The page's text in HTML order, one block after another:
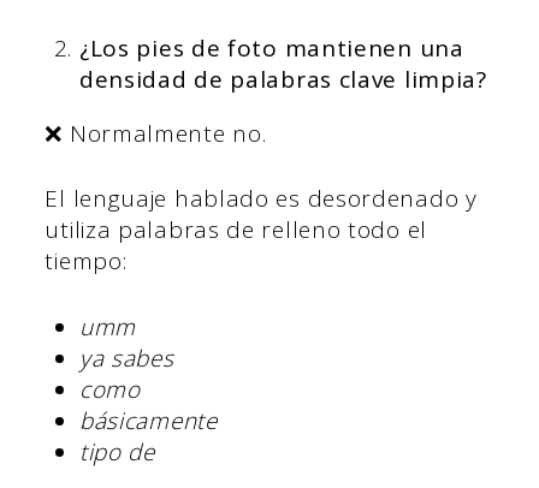
¿Los pies de foto mantienen una
densidad de palabras clave limpia?
❌ Normalmente no.
El lenguaje hablado es desordenado y
utiliza palabras de relleno todo el
tiempo:
umm
ya sabes
como
básicamente
tipo de